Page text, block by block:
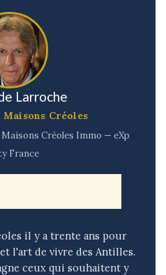
Larroche
Créoles
Créoles Immo — eXp
France
il y a trente ans pour
l'art de vivre des Antilles.
ceux qui souhaitent y